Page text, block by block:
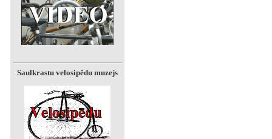
Saulkrastu velosipēdu muzejs